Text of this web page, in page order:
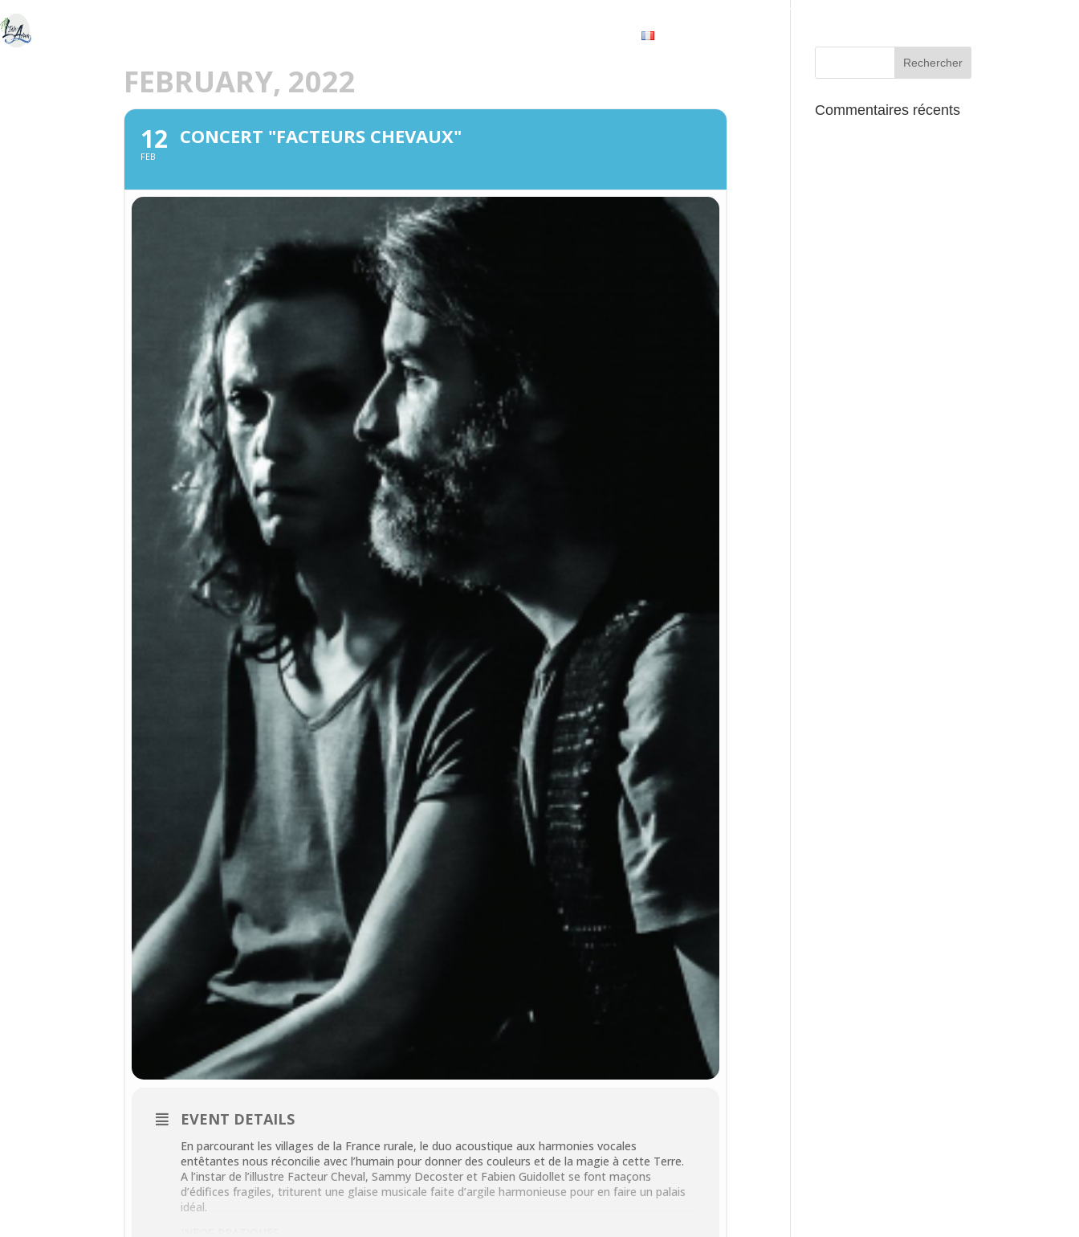
AUX ALENTOURS
FEBRUARY, 2022
12
FEB
CONCERT "FACTEURS CHEVAUX"
EVENT DETAILS
En parcourant les villages de la France rurale, le duo acoustique aux harmonies vocales
entêtantes nous réconcilie avec l’humain pour donner des couleurs et de la magie à cette Terre.
A l’instar de l’illustre Facteur Cheval, Sammy Decoster et Fabien Guidollet se font maçons
d’édifices fragiles, triturent une glaise musicale faite d’argile harmonieuse pour en faire un palais
idéal.
Commentaires récents